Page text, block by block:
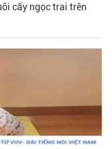
cấy ngọc trai trên